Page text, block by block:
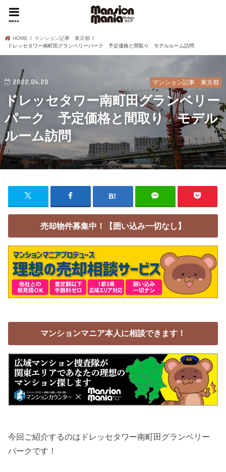
menu
HOME
マンション記事 東京都
ドレッセタワー南町田グランベリーパーク 予定価格と間取り モデルルーム訪問
マンション記事 東京都
2022.04.20
ドレッセタワー南町田グランベリー
パーク 予定価格と間取り モデル
ルーム訪問
売却物件募集中！【囲い込み一切なし】
マンションマニア本人に相談できます！
今回ご紹介するのはドレッセタワー南町田グランベリー
パークです！